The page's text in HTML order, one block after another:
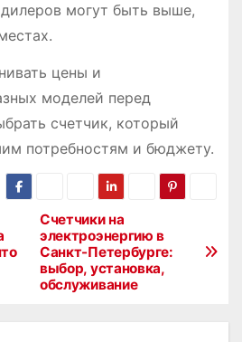
могут быть выше,
цены и
моделей перед
счетчик, который
потребностям и бюджету.
Счетчики на
электроэнергию в
Санкт-Петербурге:
выбор, установка,
обслуживание